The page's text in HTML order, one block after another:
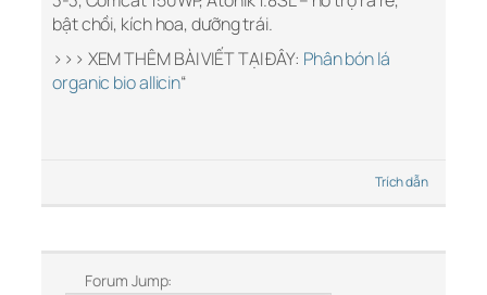
bật chồi, kích hoa, dưỡng trái.
>>> XEM THÊM BÀI VIẾT TẠI ĐÂY: Phân bón lá
organic bio allicin“
Trích dẫn
Forum Jump: